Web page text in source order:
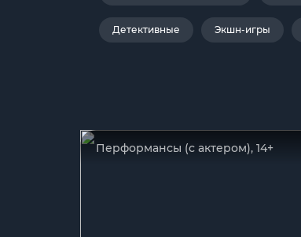
Детективные Экшн-игры
Перформансы (с актером), 14+